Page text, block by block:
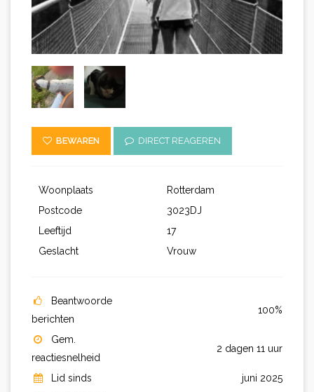
BEWAREN DIRECT REAGEREN
Woonplaats
Rotterdam
Postcode
3023DJ
Leeftijd
17
Geslacht
Vrouw
Beantwoorde
berichten
100%
Gem.
reactiesnelheid
2 dagen 11 uur
Lid sinds
juni 2025